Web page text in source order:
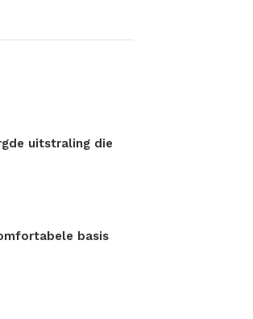
uitstraling die
basis